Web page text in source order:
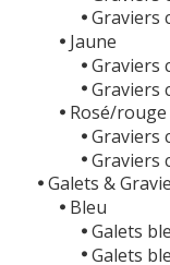
Graviers
Jaune
Graviers
Graviers
Rosé/rouge
Graviers
Graviers
Galets &
Bleu
Galets
Galets